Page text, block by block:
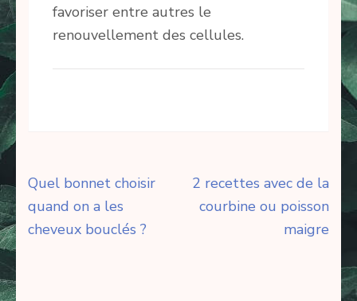
favoriser entre autres le
renouvellement des cellules.
Navigation
de
l’article
Quel bonnet choisir
quand on a les
cheveux bouclés ?
2 recettes avec de la
courbine ou poisson
maigre